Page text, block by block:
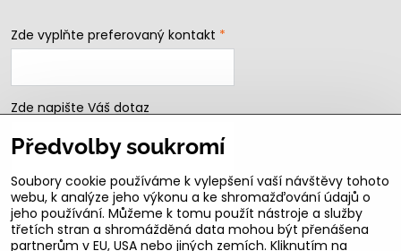
Zde vyplňte preferovaný kontakt *
Zde napište Váš dotaz
Předvolby soukromí
Soubory cookie používáme k vylepšení vaší návštěvy tohoto
webu, k analýze jeho výkonu a ke shromažďování údajů o
jeho používání. Můžeme k tomu použít nástroje a služby
třetích stran a shromážděná data mohou být přenášena
partnerům v EU, USA nebo jiných zemích. Kliknutím na